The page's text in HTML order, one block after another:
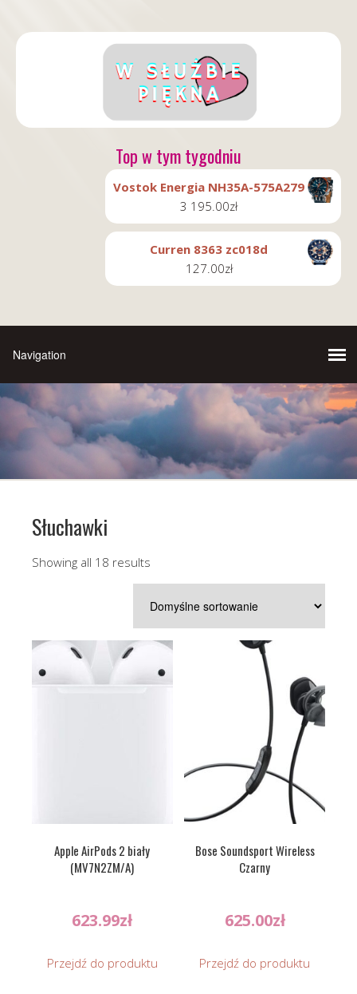
Top w tym tygodniu
Vostok Energia NH35A-575A279
3 195.00zł
Curren 8363 zc018d
127.00zł
Słuchawki
Showing all 18 results
Apple AirPods 2 biały
(MV7N2ZM/A)
623.99zł
Przejdź do produktu
Bose Soundsport Wireless
Czarny
625.00zł
Przejdź do produktu